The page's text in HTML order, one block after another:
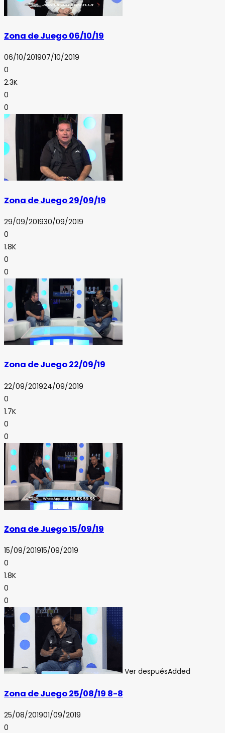
Zona de Juego 06/10/19
06/10/201907/10/2019
0
2.3K
0
0
Zona de Juego 29/09/19
29/09/201930/09/2019
0
1.8K
0
0
Zona de Juego 22/09/19
22/09/201924/09/2019
0
1.7K
0
0
Zona de Juego 15/09/19
15/09/201915/09/2019
0
1.8K
0
0
Ver despuésAdded
Zona de Juego 25/08/19 8-8
25/08/201901/09/2019
0